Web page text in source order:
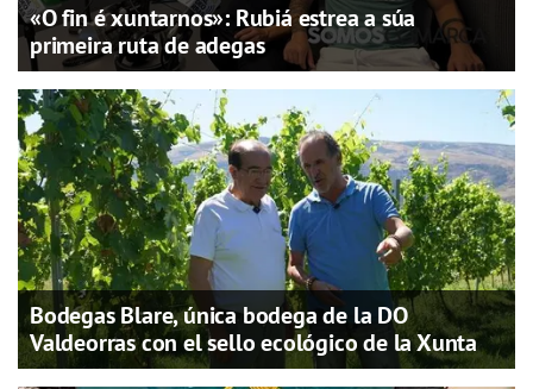
«O fin é xuntarnos»: Rubiá estrea a súa
primeira ruta de adegas
Bodegas Blare, única bodega de la DO
Valdeorras con el sello ecológico de la Xunta